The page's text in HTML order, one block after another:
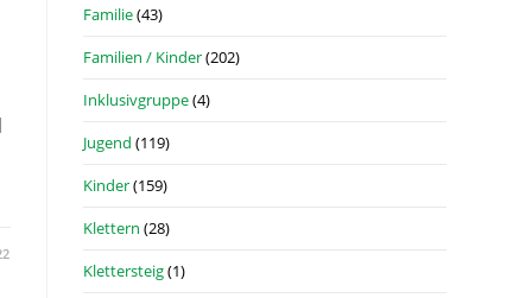
Familie(43)
Familien / Kinder(202)
Inklusivgruppe(4)
Jugend (119)
Kinder(159)
Klettern (28)
Klettersteig(1)